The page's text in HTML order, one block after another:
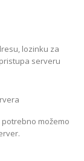
lozinku za
serveru
možemo